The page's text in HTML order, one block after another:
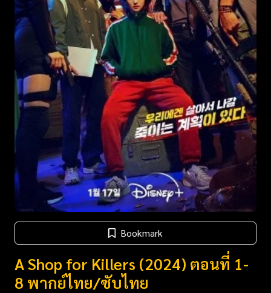
Bookmark
A Shop for Killers (2024) ตอนที่ 1-
8 พากย์ไทย/ซับไทย